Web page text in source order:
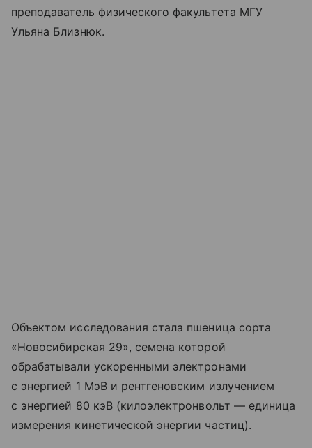
преподаватель физического факультета МГУ
Ульяна Близнюк.
Объектом исследования стала пшеница сорта
«Новосибирская 29», семена которой
обрабатывали ускоренными электронами
с энергией 1 МэВ и рентгеновским излучением
с энергией 80 кэВ (килоэлектронвольт — единица
измерения кинетической энергии частиц).